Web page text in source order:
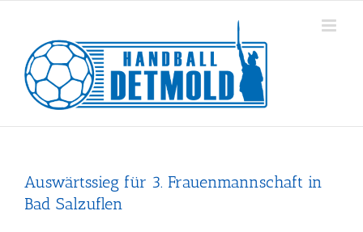
springen
Auswärtssieg für 3. Frauenmannschaft in
Bad Salzuflen